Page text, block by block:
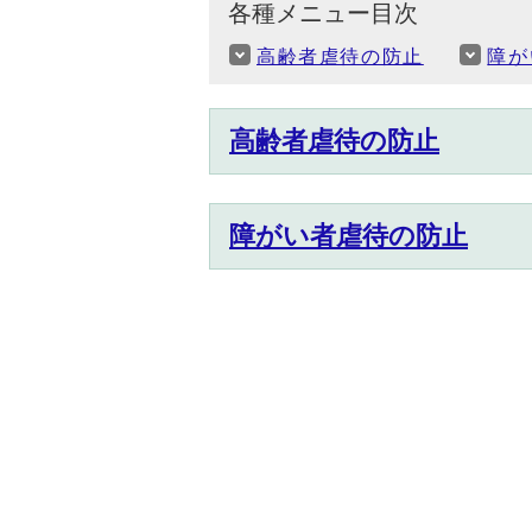
各種メニュー目次
高齢者虐待の防止 障
高齢者虐待の防止
障がい者虐待の防止